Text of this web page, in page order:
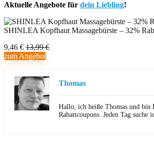
Aktuelle Angebote für dein Liebling!
SHINLEA Kopfhaut Massagebürste – 32%
9,46 € 13,99 €
zum Angebot
Thomas
Hallo, ich heiße Thomas und bin
Rabattcoupons. Jeden Tag